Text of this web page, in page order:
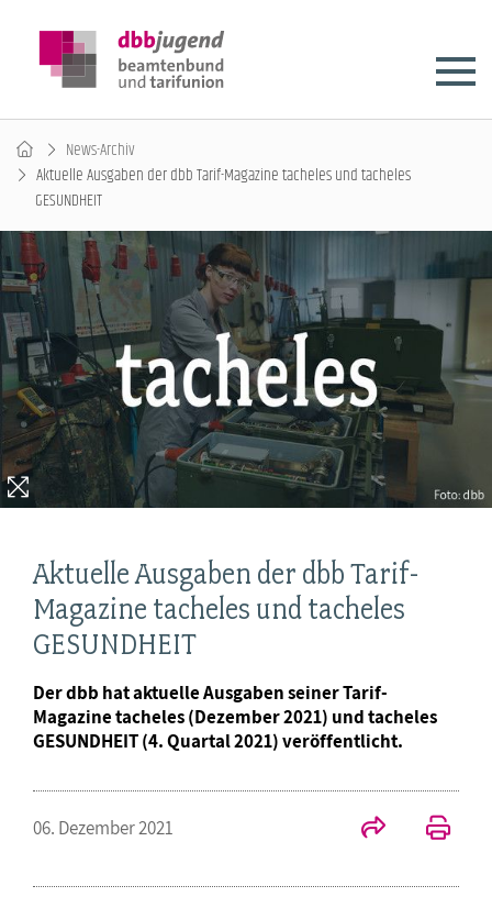
News-Archiv
Aktuelle Ausgaben der dbb Tarif-Magazine tacheles und tacheles
GESUNDHEIT
Aktuelle Ausgaben der dbb Tarif-
Magazine tacheles und tacheles
GESUNDHEIT
Der dbb hat aktuelle Ausgaben seiner Tarif-
Magazine tacheles (Dezember 2021) und tacheles
GESUNDHEIT (4. Quartal 2021) veröffentlicht.
06. Dezember 2021